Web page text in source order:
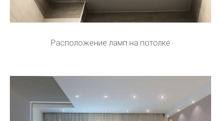
Расположение ламп на потолке